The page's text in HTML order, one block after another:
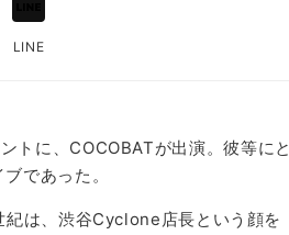
LINE
に、COCOBATが出演。彼等にと
であった。
は、渋谷Cyclone店長という顔を